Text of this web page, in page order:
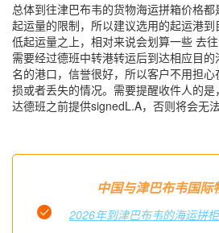
总体到往津巴布韦的货物海运拼箱价格
起运量的限制，所以建议选用的起运港
低起运量之上，相对来说会划算一些 去
需要经过德班中转港转运后到达相应目
名的港口，信誉很好，所以客户不用担
损或者丢失的情况。需要提醒收件人的
达德班之前提供signedL.A，否则将会无法
中国与津巴布韦国际
2026年到津巴布韦的海运拼